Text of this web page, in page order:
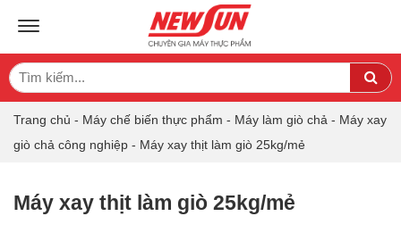
TOGGLE NAVIGATION
Search
for:
Trang chủ - Máy chế biến thực phẩm - Máy làm giò chả - Máy xay
giò chả công nghiệp - Máy xay thịt làm giò 25kg/mẻ
Máy xay thịt làm giò 25kg/mẻ